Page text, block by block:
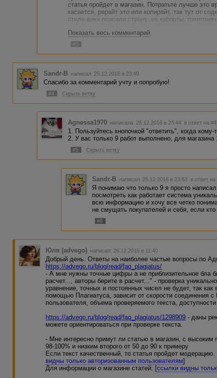
статья пройдет в магазин. Потратьте лучше это
касается, рерайт это или копирайт, так тут от
стиле вики описали страну, ее курорты,
малоизвестных, но интересных вещах, то это
будет хоть 50%, пусть пишет, что "возможно
будет видно. По любому у вас есть несколько
продажу.
Показать весь комментарий
#3
Sandr-B написал 25.12.2016 в 23:40
Спасибо за комментарий учту и попробую!
#4 Скрыть ветку
Agnessa1970 написала 25.12.2016 в 23:44 в ответ на #4
1. Пользуйтесь кнопочкой "ответить", когда
2. У вас только 9 работ выполнено, для магазина
#5 Скрыть ветку
Sandr-B написал 25.12.2016 в 23:53 в ответ на
Я понимаю что только 9 я просто
посмотреть как работает система
всю информацию и хочу все четко
не смущать покупателей и себя, если
#6
Юля (advego) написал 26.12.2016 в 11:40
Добрый день. Ответы на наиболее частые вопросы по
https://advego.ru/blog/read/faq_plagiatus/
- А мне нужны точные цифры а не приблизительное бла
расчет..., авторы берите в расчет..." - проверка
уравнение, точных и постоянных чисел не будет, так
помощью Плагиатуса, зависит от скорости соединения
пользователя, объема проверяемого текста,
https://advego.ru/blog/read/faq_plagiatus/1298909 - даны
можете ориентироваться при проверке текста.
- Мне интересно примут ли статью в магазин, с высоким
98-100% и низким второго от 50 до 90 к примеру
Если текст качественный, то статья пройдет
видны только авторизованным пользователям]
Для информации о магазине статей: [ссылки видны